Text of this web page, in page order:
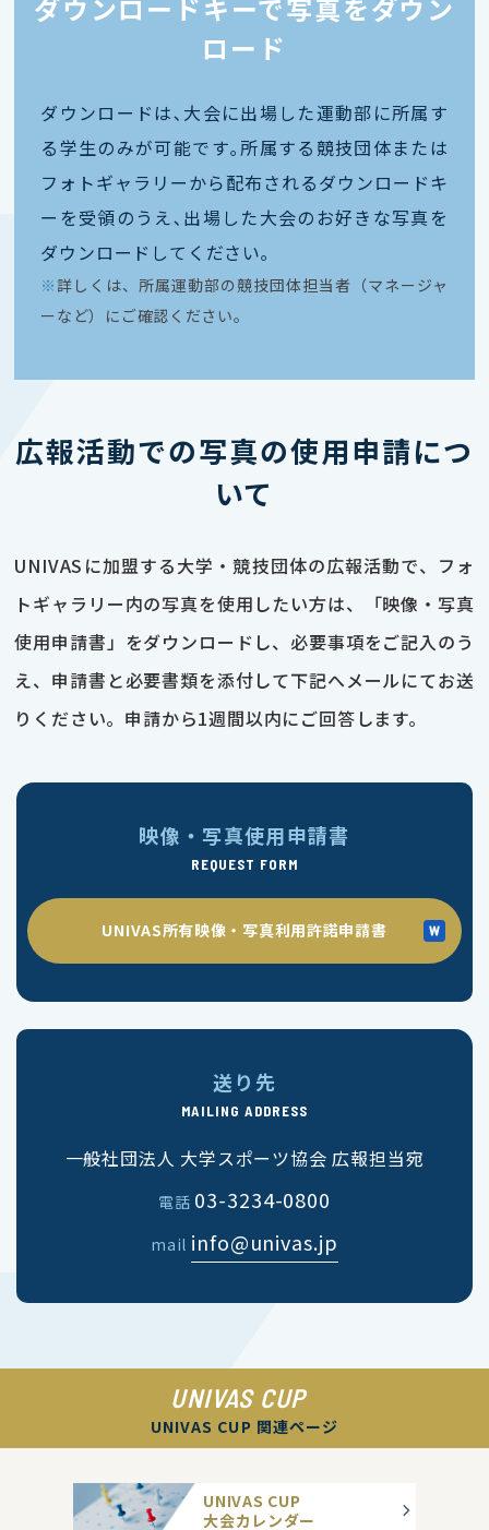
ダウンロードキーで写真をダウン
ロード
ダウンロードは､大会に出場した運動部に所属す
る学生のみが可能です｡所属する競技団体または
フォトギャラリーから配布されるダウンロードキ
ーを受領のうえ､出場した大会のお好きな写真を
ダウンロードしてください｡
※ 詳しくは、所属運動部の競技団体担当者（マネージャ
ーなど）にご確認ください。
広報活動での写真の使用申請につ
いて
UNIVASに加盟する大学・競技団体の広報活動で、フォ
トギャラリー内の写真を使用したい方は、「映像・写真
使用申請書」をダウンロードし、必要事項をご記入のう
え、申請書と必要書類を添付して下記へメールにてお送
りください。申請から1週間以内にご回答します。
映像・写真使用申請書
REQUEST FORM
UNIVAS所有映像・写真利用許諾申請書
送り先
MAILING ADDRESS
一般社団法人 大学スポーツ協会 広報担当宛
電話 03-3234-0800
mail info@univas.jp
UNIVAS CUP
UNIVAS CUP 関連ページ
UNIVAS CUP
大会カレンダー